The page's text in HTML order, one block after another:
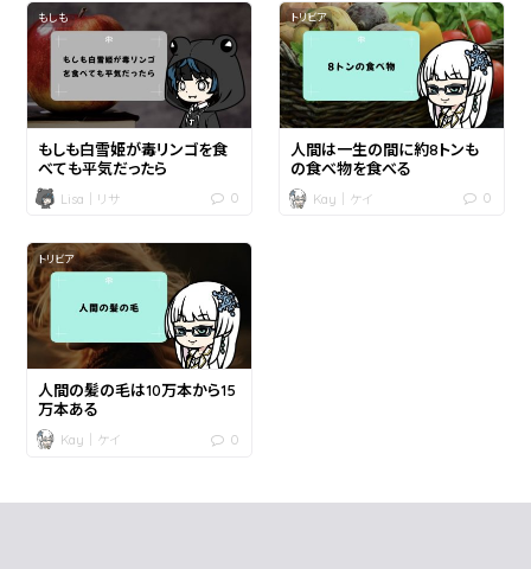
もしも
もしも白雪姫が毒リンゴを食
べても平気だったら
Lisa｜リサ 0
トリビア
人間は一生の間に約8トンも
の食べ物を食べる
Kay｜ケイ 0
トリビア
人間の髪の毛は10万本から15
万本ある
Kay｜ケイ 0